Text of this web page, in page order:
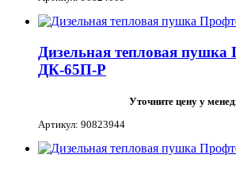
Дизельная тепловая пушка
ДК-65П-Р
Уточните цену у
Артикул: 90823944